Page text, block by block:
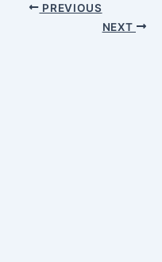
PREVIOUS
NEXT